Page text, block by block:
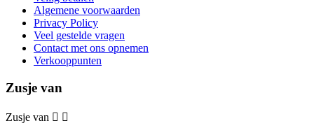
Algemene voorwaarden
Privacy Policy
Veel gestelde vragen
Contact met ons opnemen
Verkooppunten
Zusje van
Zusje van  